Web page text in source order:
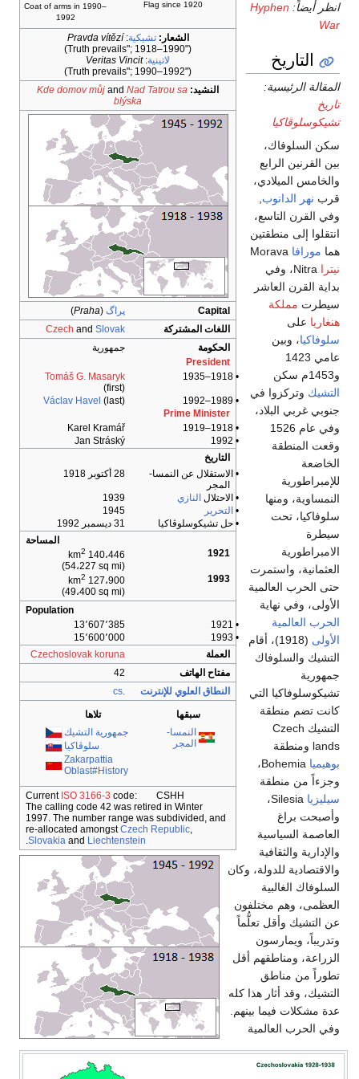
Flag since 1920
Coat of arms in 1990–
1992
الشعار:تشيكية:
Pravda vítězí
("Truth prevails"; 1918–1990)
لاتينية:
Veritas Vincit
("Truth prevails"; 1990–1992)
النشيد:
Kde domov můj and Nad Tatrou sa
blýska
Capital پراگ (
Praha
)
اللغات المشتركة
Czech and Slovak
الحكومة
جمهورية
President
• 1918–1935
Tomáš G. Masaryk
(first)
• 1989–1992
Václav Havel (last)
Prime Minister
• 1918–1919
Karel Kramář
• 1992
Jan Stráský
التاريخ
• الاستقلال عن النمسا-
المجر
28 أكتوبر 1918
• الاحتلال النازي
1939
• التحرير
1945
• حل تشيكوسلوڤاكيا
31 ديسمبر 1992
المساحة
1921
140،446 km 2
(54،227 sq mi)
1993
127،900 km 2
(49،400 sq mi)
Population
• 1921
13٬607٬385
• 1993
15٬600٬000
العملة
Czechoslovak koruna
مفتاح الهاتف
42
النطاق العلوي للإنترنت
.cs
سبقها
تلاها
النمسا-
المجر
جمهورية التشيك
سلوڤاكيا
Zakarpattia
Oblast#History
Current ISO 3166-3 code: CSHH
The calling code 42 was retired in Winter
1997. The number range was subdivided, and
re-allocated amongstCzech Republic,
Slovakia and Liechtenstein
.
انظر أيضاً: Hyphen
War
التاريخ
المقالة الرئيسية:
تاريخ
تشيكوسلوڤاكيا
سكن السلوفاك،
بين القرنين الرابع
والخامس الميلادي،
قرب نهر الدانوب,
وفي القرن التاسع،
انتقلوا إلى منطقتين
هما مورافا
نيترا
Nitra، وفي
بداية القرن العاشر
سيطرت مملكة
هنغاريا على
سلوفاكيا، وبين
عامي 1423
و1453م سكن
التشيك وتركزوا في
جنوبي غربي البلاد،
وفي عام 1526
وقعت المنطقة
الخاضعة
للإمبراطورية
النمساوية، ومنها
سلوفاكيا، تحت
سيطرة
الامبراطورية
العثمانية، واستمرت
حتى الحرب العالمية
الأولى، وفي نهاية
الحرب العالمية
الأولى
(1918)، أقام
التشيك والسلوفاك
جمهورية
تشيكوسلوفاكيا التي
كانت تضم منطقة
التشيك Czech
lands ومنطقة
بوهيميا
Bohemia،
وجزءاً من منطقة
سيليزيا
Silesia،
وأصبحت براغ
العاصمة السياسية
والإدارية والثقافية
والاقتصادية للدولة، وكان
السلوفاك الغالبية
العظمى، وهم مختلفون
عن التشيك وأقل تعلُّماً
وتدريباً، ويمارسون
الزراعة، ومناطقهم أقل
تطوراً من مناطق
التشيك، وقد أثار هذا كله
عدة مشكلات فيما بينهم.
وفي الحرب العالمية